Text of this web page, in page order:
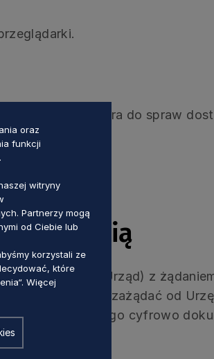
do Koordynatora do spraw
(dalej Urząd) z
Każdy może zażądać od
niedostępnego cyfrowo
oraz
funkcji
witryny
Partnerzy mogą
od Ciebie lub
korzystali ze
które
Więcej